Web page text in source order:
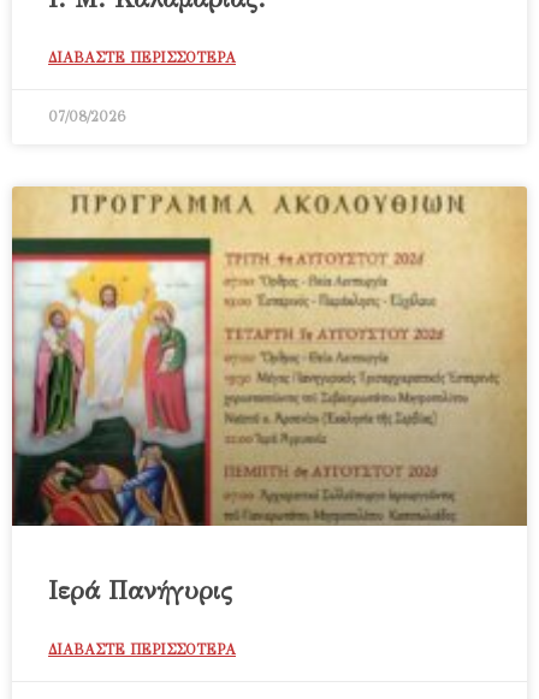
ΔΙΑΒΑΣΤΕ ΠΕΡΙΣΣΟΤΕΡΑ
07/08/2026
Ιερά Πανήγυρις
ΔΙΑΒΑΣΤΕ ΠΕΡΙΣΣΟΤΕΡΑ